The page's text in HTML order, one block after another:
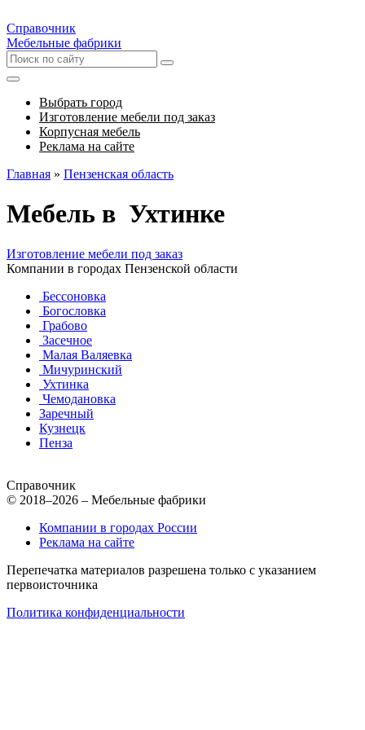
Справочник
Мебельные фабрики
Выбрать город
Изготовление мебели под заказ
Корпусная мебель
Реклама на сайте
Главная » Пензенская область
Мебель в Ухтинке
Изготовление мебели под заказ
Компании в городах Пензенской области
Бессоновка
Богословка
Грабово
Засечное
Малая Валяевка
Мичуринский
Ухтинка
Чемодановка
Заречный
Кузнецк
Пенза
Справочник
© 2018–2026 – Мебельные фабрики
Компании в городах России
Реклама на сайте
Перепечатка материалов разрешена только с указанием
первоисточника
Политика конфиденциальности